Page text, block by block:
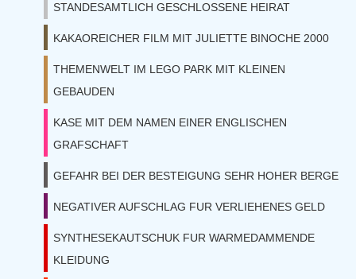
STANDESAMTLICH GESCHLOSSENE HEIRAT
KAKAOREICHER FILM MIT JULIETTE BINOCHE 2000
THEMENWELT IM LEGO PARK MIT KLEINEN
GEBAUDEN
KASE MIT DEM NAMEN EINER ENGLISCHEN
GRAFSCHAFT
GEFAHR BEI DER BESTEIGUNG SEHR HOHER BERGE
NEGATIVER AUFSCHLAG FUR VERLIEHENES GELD
SYNTHESEKAUTSCHUK FUR WARMEDAMMENDE
KLEIDUNG